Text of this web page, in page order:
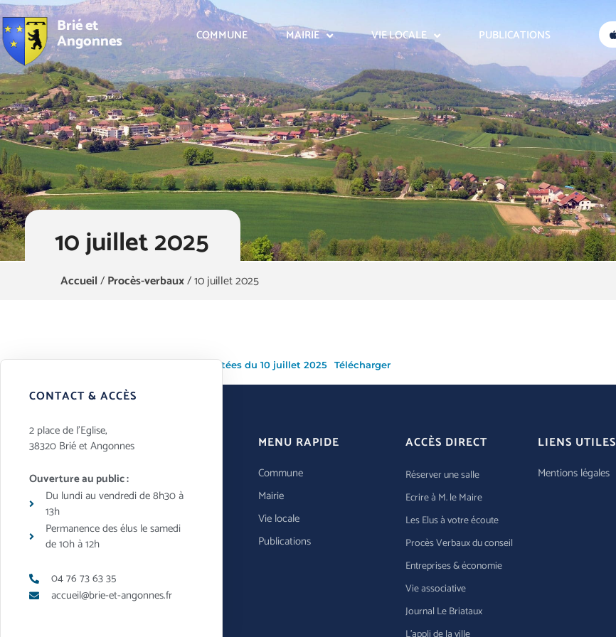
COMMUNE MAIRIE VIE LOCALE PUBLICATIONS
Brié et
Angonnes
10 juillet 2025
Accueil/Procès-verbaux/10 juillet 2025
Liste des délibérations adoptées du 10 juillet 2025 Télécharger
CONTACT & ACCÈS
2 place de l’Eglise,
38320 Brié et Angonnes
Ouverture au public :
Du lundi au vendredi de 8h30 à
13h
Permanence des élus le samedi
de 10h à 12h
04 76 73 63 35
accueil@brie-et-angonnes.fr
MENU RAPIDE
Commune
Mairie
Vie locale
Publications
ACCÈS DIRECT
Réserver une salle
Ecrire à M. le Maire
Les Elus à votre écoute
Procès Verbaux du conseil
Entreprises & économie
Vie associative
Journal Le Briataux
LIENS UTILES
Mentions légales